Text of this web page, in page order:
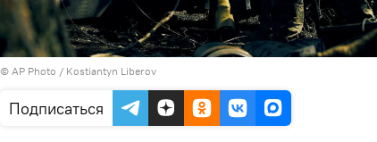
© AP Photo / Kostiantyn Liberov
Подписаться